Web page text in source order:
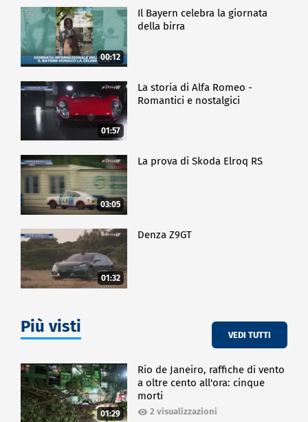
00:12
Il Bayern celebra la giornata
della birra
01:57
La storia di Alfa Romeo -
Romantici e nostalgici
03:05
La prova di Skoda Elroq RS
01:32
Denza Z9GT
Più visti VEDI TUTTI
01:29
Rio de Janeiro, raffiche di vento
a oltre cento all'ora: cinque
morti
2 visualizzazioni